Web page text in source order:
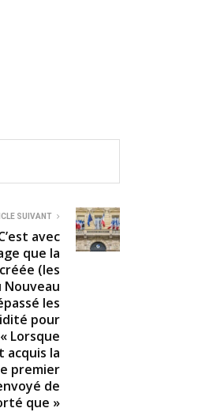
SUIVANT
avec
que la
(les
Nouveau
les
pour
Lorsque
acquis la
premier
de
que »